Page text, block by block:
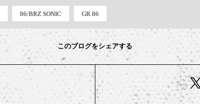
86/BRZ SONIC GR 86
このブログをシェアする